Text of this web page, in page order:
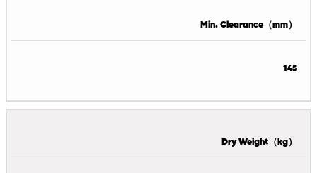
Min. Clearance（mm）
145
Dry Weight（kg）